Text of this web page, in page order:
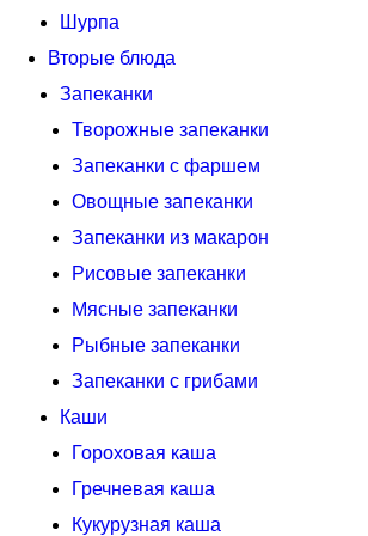
Шурпа
Вторые блюда
Запеканки
Творожные запеканки
Запеканки с фаршем
Овощные запеканки
Запеканки из макарон
Рисовые запеканки
Мясные запеканки
Рыбные запеканки
Запеканки с грибами
Каши
Гороховая каша
Гречневая каша
Кукурузная каша